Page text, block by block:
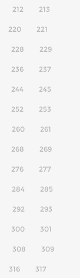
212 213
220 221
228 229
236 237
244 245
252 253
260 261
268 269
276 277
284 285
292 293
300 301
308 309
316 317